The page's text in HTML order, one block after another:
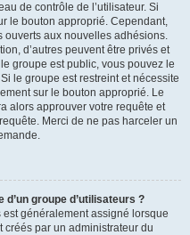
de contrôle de l’utilisateur. Si
le bouton approprié. Cependant,
ouverts aux nouvelles adhésions.
d’autres peuvent être privés et
groupe est public, vous pouvez le
le groupe est restreint et nécessite
sur le bouton approprié. Le
alors approuver votre requête et
Merci de ne pas harceler un
groupe d’utilisateurs ?
est généralement assigné lorsque
créés par un administrateur du